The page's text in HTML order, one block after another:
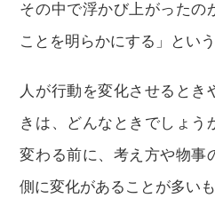
その中で浮かび上がったの
ことを明らかにする」とい
人が行動を変化させるとき
きは、どんなときでしょう
変わる前に、考え方や物事
側に変化があることが多いも